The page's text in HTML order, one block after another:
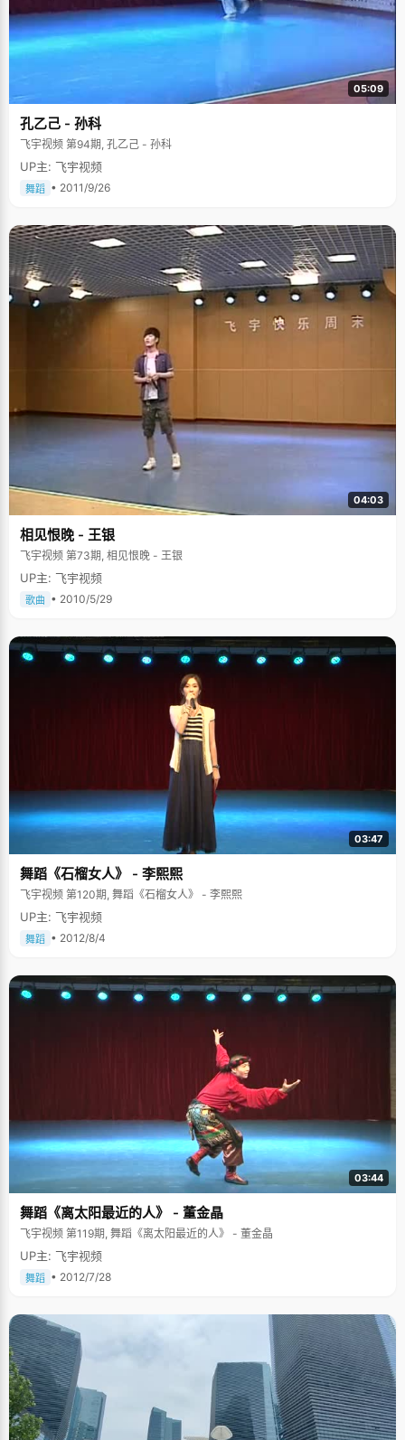
05:09
孔乙己 - 孙科
飞宇视频 第94期, 孔乙己 - 孙科
UP主: 飞宇视频
舞蹈 • 2011/9/26
04:03
相见恨晚 - 王银
飞宇视频 第73期, 相见恨晚 - 王银
UP主: 飞宇视频
歌曲 • 2010/5/29
03:47
舞蹈《石榴女人》 - 李熙熙
飞宇视频 第120期, 舞蹈《石榴女人》 - 李熙熙
UP主: 飞宇视频
舞蹈 • 2012/8/4
03:44
舞蹈《离太阳最近的人》 - 董金晶
飞宇视频 第119期, 舞蹈《离太阳最近的人》 - 董金晶
UP主: 飞宇视频
舞蹈 • 2012/7/28